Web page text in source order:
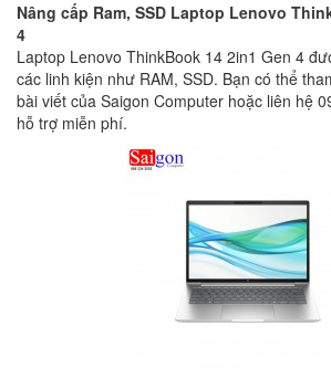
Nâng cấp Ram, SSD Laptop Lenovo
4
Laptop Lenovo ThinkBook 14 2in1 Gen 4
các linh kiện như RAM, SSD. Bạn có thể
bài viết của Saigon Computer hoặc liên hệ
hỗ trợ miễn phí.